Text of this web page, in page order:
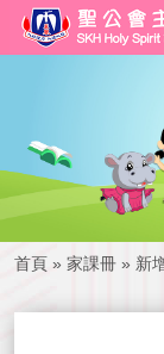
首頁 » 家課冊 » 新